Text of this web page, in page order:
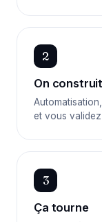
2
On construit
et vous
3
Ça tourne